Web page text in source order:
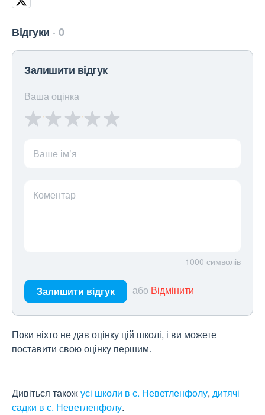
Відгуки 0
Залишити відгук
Ваша оцінка
Ваше ім’я
Коментар
1000 символів
Залишити відгук або Відмінити
Поки ніхто не дав оцінку цій школі, і ви можете
поставити свою оцінку першим.
Дивіться такожусі школи в с. Неветленфолу, дитячі
садки в с. Неветленфолу.